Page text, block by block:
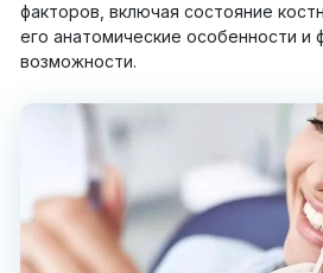
факторов, включая состояние
его анатомические особенности и
возможности.